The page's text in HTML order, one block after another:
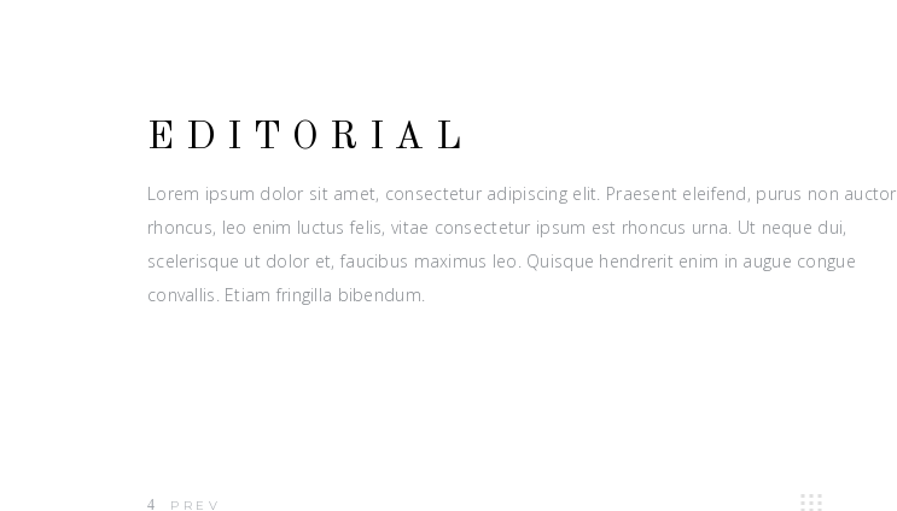
EDITORIAL
Lorem ipsum dolor sit amet, consectetur adipiscing elit. Praesent eleifend, purus non auctor
rhoncus, leo enim luctus felis, vitae consectetur ipsum est rhoncus urna. Ut neque dui,
scelerisque ut dolor et, faucibus maximus leo. Quisque hendrerit enim in augue congue
convallis. Etiam fringilla bibendum.
PREV